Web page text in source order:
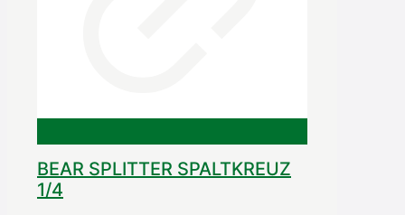
BEAR SPLITTER SPALTKREUZ
1/4